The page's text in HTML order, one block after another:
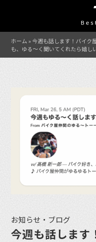
ホーム »今週も話します！バイク
も、ゆる〜く聞いてくれたら嬉し
お知らせ・ブログ
今週も話します